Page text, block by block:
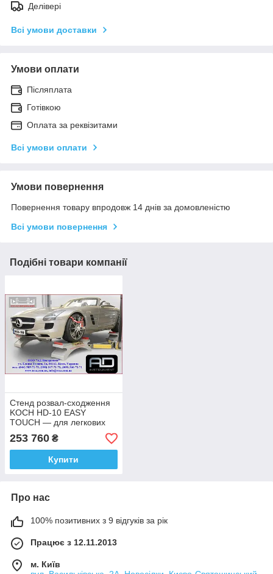
Делівері
Всі умови доставки
Умови оплати
Післяплата
Готівкою
Оплата за реквізитами
Всі умови оплати
Умови повернення
Повернення товару впродовж 14 днів за домовленістю
Всі умови повернення
Подібні товари компанії
Стенд розвал-сходження
KOCH HD-10 EASY
TOUCH — для легкових
автомобілів, Німеччина
253 760 ₴
Купити
Про нас
100% позитивних з 9 відгуків за рік
Працює з 12.11.2013
м. Київ